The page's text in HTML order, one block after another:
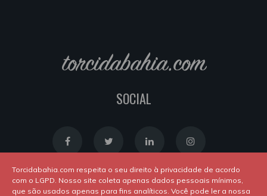
torcidabahia.com
SOCIAL
Torcidabahia.com respeita o seu direito à privacidade de acordo
com o LGPD. Nosso site coleta apenas dados pessoais mínimos,
que são usados apenas para fins analíticos. Você pode ler a nossa